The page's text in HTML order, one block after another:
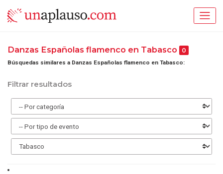
Danzas Españolas flamenco en Tabasco 0
Búsquedas similares a Danzas Españolas flamenco en Tabasco:
Filtrar resultados